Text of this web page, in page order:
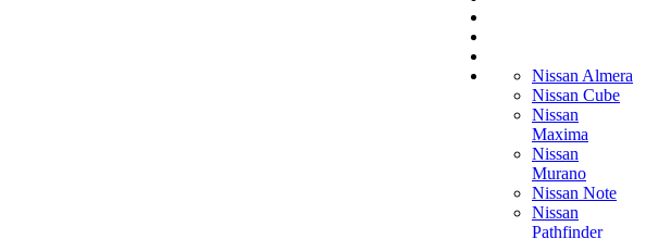
Nissan Almera
Nissan Cube
Nissan
Maxima
Nissan
Murano
Nissan Note
Nissan
Pathfinder